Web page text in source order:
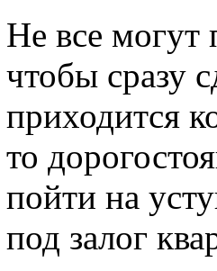
Не все могут
чтобы сразу
приходится
то
пойти на
под залог